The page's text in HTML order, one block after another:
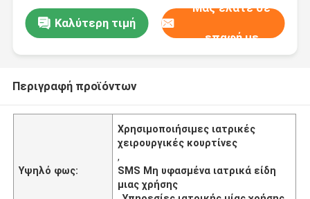
Καλύτερη τιμή
Μας ελάτε σε
επαφή με
Περιγραφή προϊόντων
Υψηλό φως:
Χρησιμοποιήσιμες ιατρικές
χειρουργικές κουρτίνες
,
SMS Μη υφασμένα ιατρικά είδη
μιας χρήσης